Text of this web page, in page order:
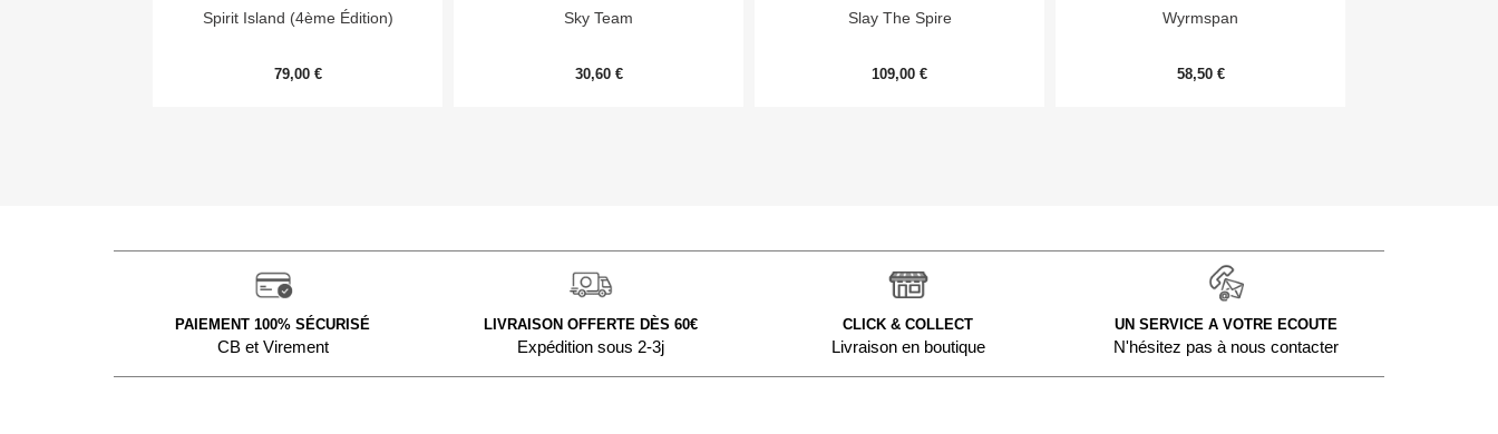
Aperçu rapide
Spirit Island (4ème Édition)
79,00 €
Aperçu rapide
Sky Team
30,60 €
Aperçu rapide
Slay The Spire
109,00 €
Aperçu rapide
Wyrmspan
58,50 €
PAIEMENT 100% SÉCURISÉ
CB et Virement
LIVRAISON OFFERTE DÈS 60€
Expédition sous 2-3j
CLICK & COLLECT
Livraison en boutique
UN SERVICE A VOTRE ECOUTE
N'hésitez pas à nous contacter